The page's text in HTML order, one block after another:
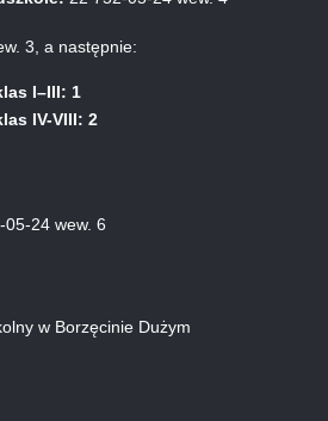
3, a następnie:
I–III: 1
IV-VIII: 2
05-24 wew. 6
w Borzęcinie Dużym